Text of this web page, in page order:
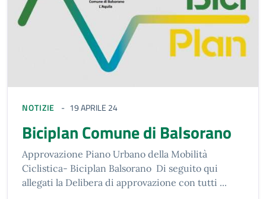
NOTIZIE 19 APRILE 24
Biciplan Comune di Balsorano
Approvazione Piano Urbano della Mobilità
Ciclistica- Biciplan Balsorano Di seguito qui
allegati la Delibera di approvazione con tutti ...